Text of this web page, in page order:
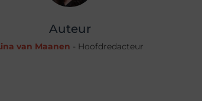
Auteur
van Maanen - Hoofdredacteur